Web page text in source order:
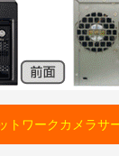
トワークカメラサ